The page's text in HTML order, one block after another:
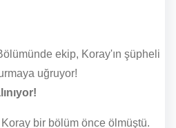
bir bölüm önce ölmüştü.